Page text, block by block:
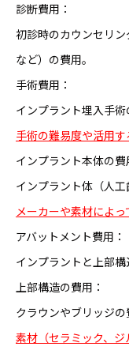
診断費用：
初診時のカウンセリ
など）の費用。
手術費用：
インプラント埋入手術
手術の難易度や活用す
インプラント本体の費
インプラント体（人工
メーカーや素材によっ
アバットメント費用：
インプラントと上部構
上部構造の費用：
クラウンやブリッジの
素材（セラミック、ジ